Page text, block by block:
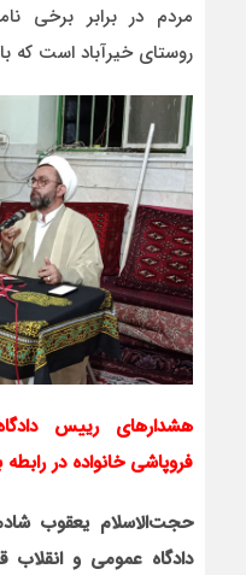
مردم در برابر برخی
روستای خیرآباد است که
هشدارهای رییس
فروپاشی خانواده در رابطه
حجت‌الاسلام یعقوب
دادگاه عمومی و انقلاب